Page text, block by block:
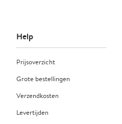
Help
Prijsoverzicht
Grote bestellingen
Verzendkosten
Levertijden